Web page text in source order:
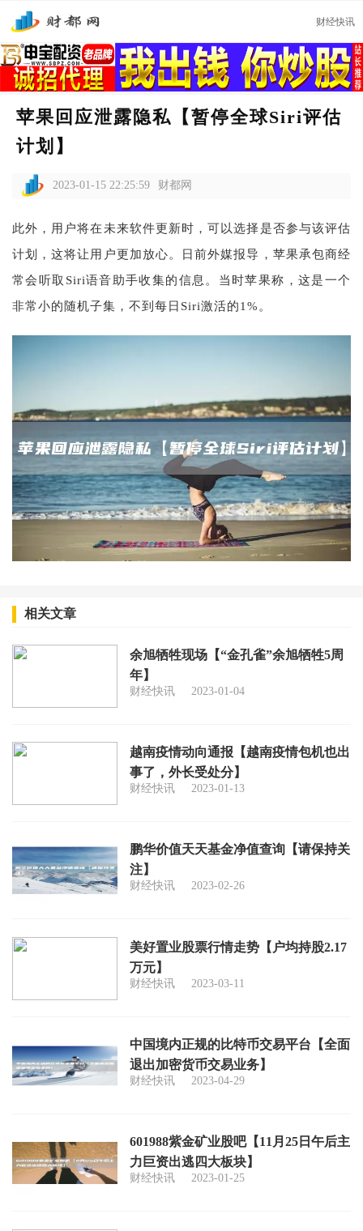
财经快讯
苹果回应泄露隐私【暂停全球Siri评估
计划】
2023-01-15 22:25:59 财都网
此外，用户将在未来软件更新时，可以选择是否参与该评估
计划，这将让用户更加放心。日前外媒报导，苹果承包商经
常会听取Siri语音助手收集的信息。当时苹果称，这是一个
非常小的随机子集，不到每日Siri激活的1%。
相关文章
余旭牺牲现场【“金孔雀”余旭牺牲5周
年】
财经快讯 2023-01-04
越南疫情动向通报【越南疫情包机也出
事了，外长受处分】
财经快讯 2023-01-13
鹏华价值天天基金净值查询【请保持关
注】
财经快讯 2023-02-26
美好置业股票行情走势【户均持股2.17
万元】
财经快讯 2023-03-11
中国境内正规的比特币交易平台【全面
退出加密货币交易业务】
财经快讯 2023-04-29
601988紫金矿业股吧【11月25日午后主
力巨资出逃四大板块】
财经快讯 2023-01-25